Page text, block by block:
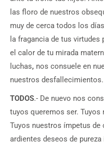
las floro de nuestros
muy de cerca todos los
la fragancia de tus virtudes
el calor de tu mirada
luchas, nos consuele en
nuestros desfallecimientos.
TODOS.- De nuevo nos
tuyos queremos ser.
Tuyos nuestros ímpetus de
ardientes deseos de